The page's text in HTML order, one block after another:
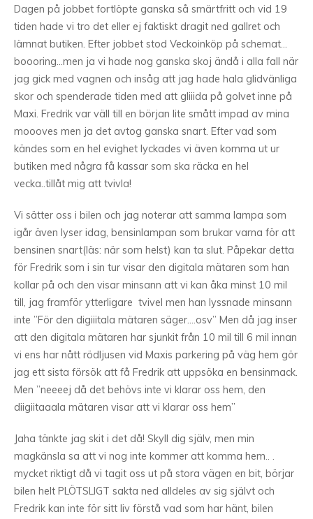
Dagen på jobbet fortlöpte ganska så smärtfritt och vid 19
tiden hade vi tro det eller ej faktiskt dragit ned gallret och
lämnat butiken. Efter jobbet stod Veckoinköp på schemat…
boooring…men ja vi hade nog ganska skoj ändå i alla fall när
jag gick med vagnen och insåg att jag hade hala glidvänliga
skor och spenderade tiden med att gliiida på golvet inne på
Maxi. Fredrik var väll till en början lite smått impad av mina
moooves men ja det avtog ganska snart. Efter vad som
kändes som en hel evighet lyckades vi även komma ut ur
butiken med några få kassar som ska räcka en hel
vecka..tillåt mig att tvivla!
Vi sätter oss i bilen och jag noterar att samma lampa som
igår även lyser idag, bensinlampan som brukar varna för att
bensinen snart(läs: när som helst) kan ta slut. Påpekar detta
för Fredrik som i sin tur visar den digitala mätaren som han
kollar på och den visar minsann att vi kan åka minst 10 mil
till, jag framför ytterligare tvivel men han lyssnade minsann
inte ”För den digiiitala mätaren säger….osv” Men då jag inser
att den digitala mätaren har sjunkit från 10 mil till 6 mil innan
vi ens har nått rödljusen vid Maxis parkering på väg hem gör
jag ett sista försök att få Fredrik att uppsöka en bensinmack.
Men ”neeeej då det behövs inte vi klarar oss hem, den
diigiitaaala mätaren visar att vi klarar oss hem”
Jaha tänkte jag skit i det då! Skyll dig själv, men min
magkänsla sa att vi nog inte kommer att komma hem.. .
mycket riktigt då vi tagit oss ut på stora vägen en bit, börjar
bilen helt PLÖTSLIGT sakta ned alldeles av sig självt och
Fredrik kan inte för sitt liv förstå vad som har hänt, bilen